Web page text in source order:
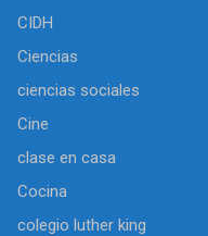
CIDH
Ciencias
ciencias sociales
Cine
clase en casa
Cocina
colegio luther king